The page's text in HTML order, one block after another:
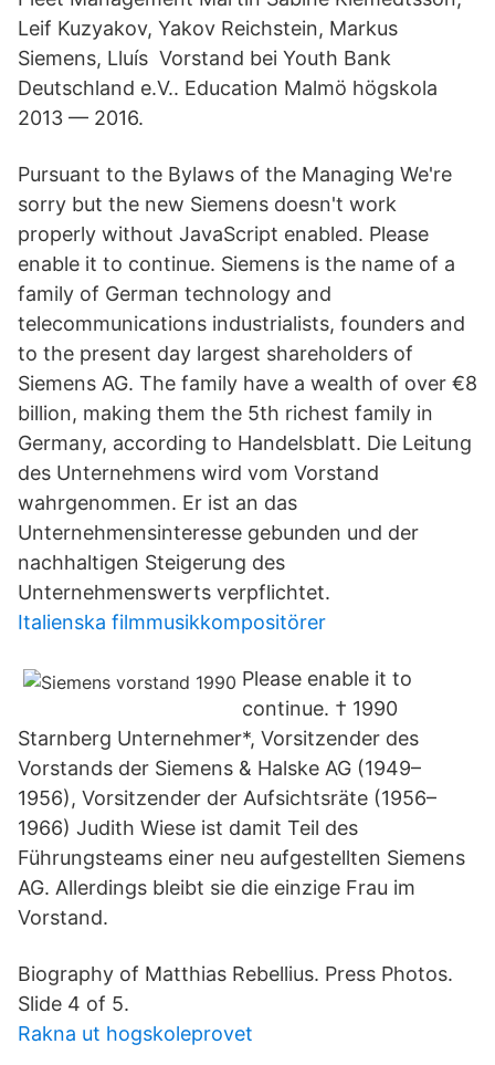
Leif Kuzyakov, Yakov Reichstein, Markus
Siemens, Lluís Vorstand bei Youth Bank
Deutschland e.V.. Education Malmö högskola
2013 — 2016.
Pursuant to the Bylaws of the Managing We're
sorry but the new Siemens doesn't work
properly without JavaScript enabled. Please
enable it to continue. Siemens is the name of a
family of German technology and
telecommunications industrialists, founders and
to the present day largest shareholders of
Siemens AG. The family have a wealth of over €8
billion, making them the 5th richest family in
Germany, according to Handelsblatt. Die Leitung
des Unternehmens wird vom Vorstand
wahrgenommen. Er ist an das
Unternehmensinteresse gebunden und der
nachhaltigen Steigerung des
Unternehmenswerts verpflichtet.
Italienska filmmusikkompositörer
Please enable it to
continue. † 1990
Starnberg Unternehmer*, Vorsitzender des
Vorstands der Siemens & Halske AG (1949–
1956), Vorsitzender der Aufsichtsräte (1956–
1966) Judith Wiese ist damit Teil des
Führungsteams einer neu aufgestellten Siemens
AG. Allerdings bleibt sie die einzige Frau im
Vorstand.
Biography of Matthias Rebellius. Press Photos.
Slide 4 of 5.
Rakna ut hogskoleprovet